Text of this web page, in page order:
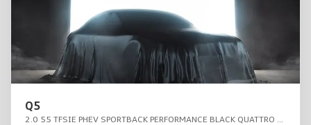
Q5
2.0 55 TFSIE PHEV SPORTBACK PERFORMANCE BLACK QUATTRO S TRONIC